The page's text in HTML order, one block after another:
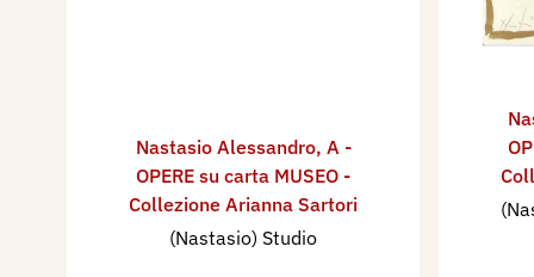
Nastasio Alessandro, A -
OPERE su carta MUSEO -
Collezione Arianna Sartori
(Nastasio) Studio